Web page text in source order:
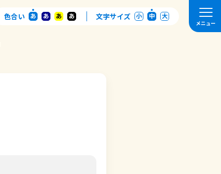
色合い あ あ あ あ 文字サイズ 小 中 大
メニュー